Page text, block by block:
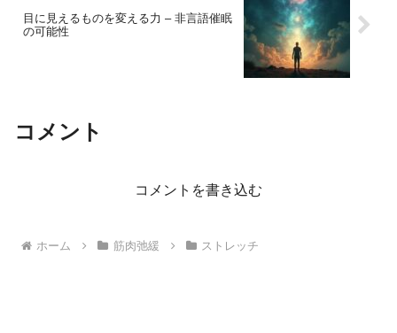
目に見えるものを変える力 – 非言語催眠
の可能性
コメント
コメントを書き込む
ホーム 筋肉弛緩 ストレッチ